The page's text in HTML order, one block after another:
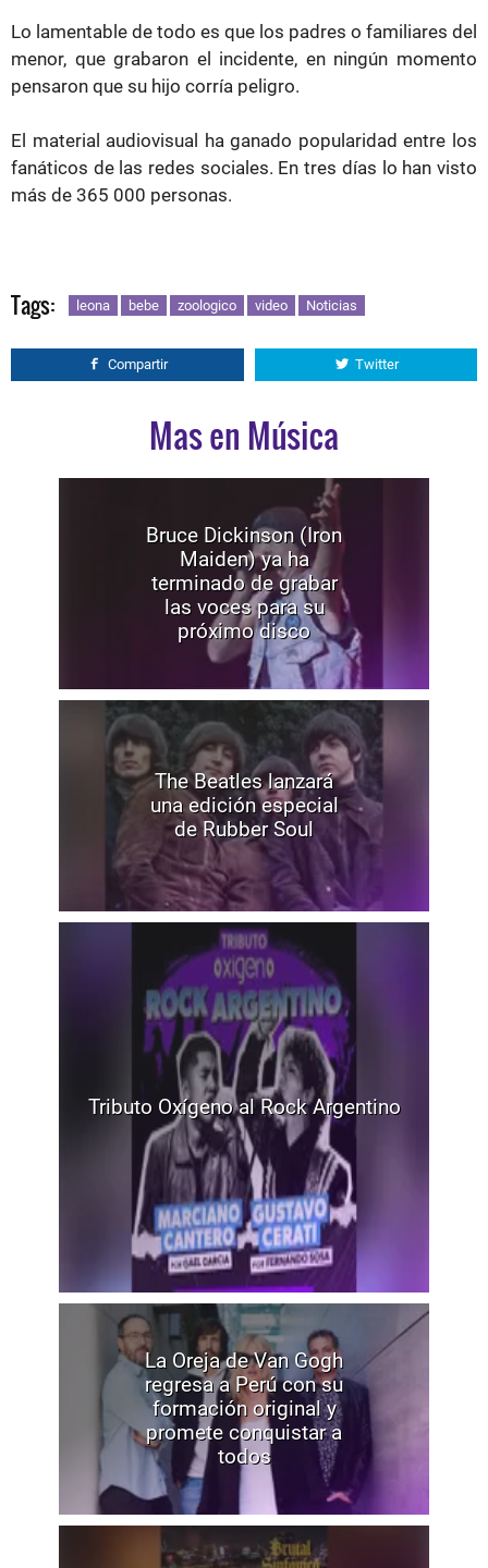
Lo lamentable de todo es que los padres o familiares del
menor, que grabaron el incidente, en ningún momento
pensaron que su hijo corría peligro.
El material audiovisual ha ganado popularidad entre los
fanáticos de las redes sociales. En tres días lo han visto
más de 365 000 personas.
Tags: leona bebe zoologico video Noticias
Compartir Twitter
Mas en Música
Bruce Dickinson (Iron
Maiden) ya ha
terminado de grabar
las voces para su
próximo disco
The Beatles lanzará
una edición especial
de Rubber Soul
Tributo Oxígeno al Rock Argentino
La Oreja de Van Gogh
regresa a Perú con su
formación original y
promete conquistar a
todos